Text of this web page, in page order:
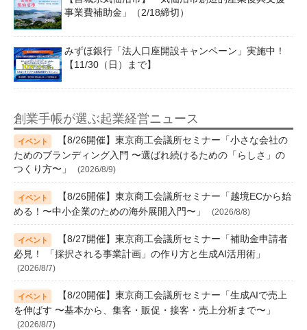
事業費補助金」（2/18締切）
みずほ銀行「法人口座開設キャンペーン」実施中！
【11/30（日）まで】
創業手帳が選ぶ起業経営ニュース
【8/26開催】東京商工会議所セミナー「小さな会社の
ためのブランディング入門 〜選ばれ続けるための「らしさ」の
つくり方〜」
(2026/8/9)
【8/26開催】東京商工会議所セミナー「越境ECから始
める！〜中小企業のための海外展開入門〜」
(2026/8/8)
【8/27開催】東京商工会議所セミナー「補助金申請者
必見！ 「採択される事業計画」の作り方と生成AI活用術」
(2026/8/7)
【8/20開催】東京商工会議所セミナー「生成AIで売上
を伸ばす 〜基本から、集客・販促・接客・売上分析まで〜」
(2026/8/7)